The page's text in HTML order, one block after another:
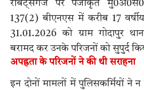
रॉबर्ट्सगंज पर पंजीकृत
137(2) बीएनएस में करीब 17
31.01.2026 को ग्राम गोदापुर
बरामद कर उनके परिजनों को सुपुर्द
अपह्रता के परिजनों ने की थी सराहना
इन दोनों मामलों में पुलिसकर्मियों